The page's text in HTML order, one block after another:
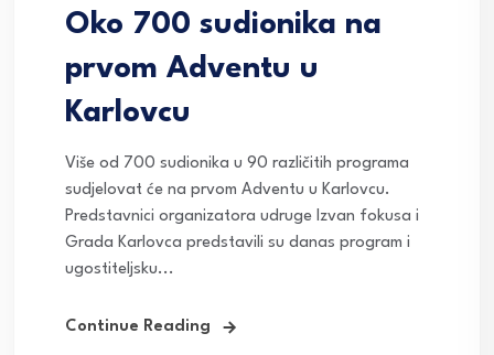
Oko 700 sudionika na
prvom Adventu u
Karlovcu
Više od 700 sudionika u 90 različitih programa
sudjelovat će na prvom Adventu u Karlovcu.
Predstavnici organizatora udruge Izvan fokusa i
Grada Karlovca predstavili su danas program i
ugostiteljsku...
Continue Reading